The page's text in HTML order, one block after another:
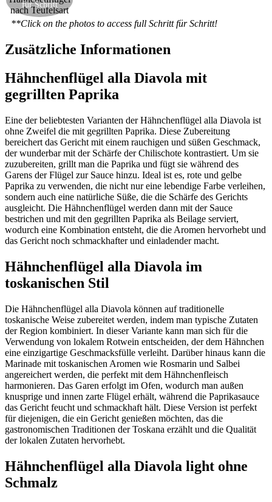
für Schritt
**Click on the photos to access full Schritt für Schritt!
Zusätzliche Informationen
Hähnchenflügel alla Diavola mit
gegrillten Paprika
Eine der beliebtesten Varianten der Hähnchenflügel alla Diavola ist
ohne Zweifel die mit gegrillten Paprika. Diese Zubereitung
bereichert das Gericht mit einem rauchigen und süßen Geschmack,
der wunderbar mit der Schärfe der Chilischote kontrastiert. Um sie
zuzubereiten, grillt man die Paprika und fügt sie während des
Garens der Flügel zur Sauce hinzu. Ideal ist es, rote und gelbe
Paprika zu verwenden, die nicht nur eine lebendige Farbe verleihen,
sondern auch eine natürliche Süße, die die Schärfe des Gerichts
ausgleicht. Die Hähnchenflügel werden dann mit der Sauce
bestrichen und mit den gegrillten Paprika als Beilage serviert,
wodurch eine Kombination entsteht, die die Aromen hervorhebt und
das Gericht noch schmackhafter und einladender macht.
Hähnchenflügel alla Diavola im
toskanischen Stil
Die Hähnchenflügel alla Diavola können auf traditionelle
toskanische Weise zubereitet werden, indem man typische Zutaten
der Region kombiniert. In dieser Variante kann man sich für die
Verwendung von lokalem Rotwein entscheiden, der dem Hähnchen
eine einzigartige Geschmacksfülle verleiht. Darüber hinaus kann die
Marinade mit toskanischen Aromen wie Rosmarin und Salbei
angereichert werden, die perfekt mit dem Hähnchenfleisch
harmonieren. Das Garen erfolgt im Ofen, wodurch man außen
knusprige und innen zarte Flügel erhält, während die Paprikasauce
das Gericht feucht und schmackhaft hält. Diese Version ist perfekt
für diejenigen, die ein Gericht genießen möchten, das die
gastronomischen Traditionen der Toskana erzählt und die Qualität
der lokalen Zutaten hervorhebt.
Hähnchenflügel alla Diavola light ohne
Schmalz